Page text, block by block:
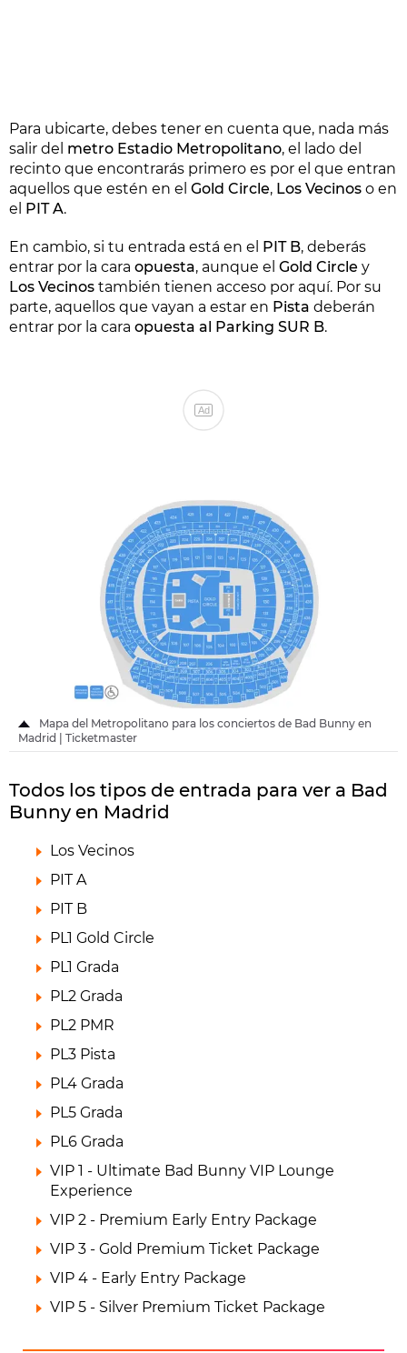
Para ubicarte, debes tener en cuenta que, nada más
salir del metro Estadio Metropolitano, el lado del
recinto que encontrarás primero es por el que entran
aquellos que estén en el Gold Circle, Los Vecinos o en
el
PIT A.
En cambio, si tu entrada está en el PIT B, deberás
entrar por la cara opuesta, aunque el Gold Circle y
Los Vecinos también tienen acceso por aquí. Por su
parte, aquellos que vayan a estar en Pista deberán
entrar por la cara opuesta al Parking SUR B.
Ad
Mapa del Metropolitano para los conciertos de Bad Bunny en
Madrid | Ticketmaster
Todos los tipos de entrada para ver a Bad
Bunny en Madrid
Los Vecinos
PIT A
PIT B
PL1 Gold Circle
PL1 Grada
PL2 Grada
PL2 PMR
PL3 Pista
PL4 Grada
PL5 Grada
PL6 Grada
VIP 1 - Ultimate Bad Bunny VIP Lounge
Experience
VIP 2 - Premium Early Entry Package
VIP 3 - Gold Premium Ticket Package
VIP 4 - Early Entry Package
VIP 5 - Silver Premium Ticket Package